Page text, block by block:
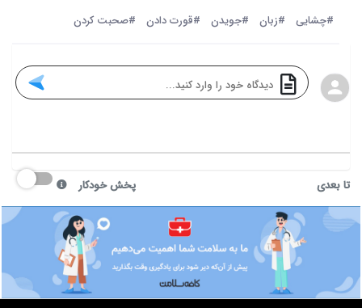
#چشایی #زبان #جویدن #قورت دادن #صحبت کردن
تا بعدی پخش خودکار